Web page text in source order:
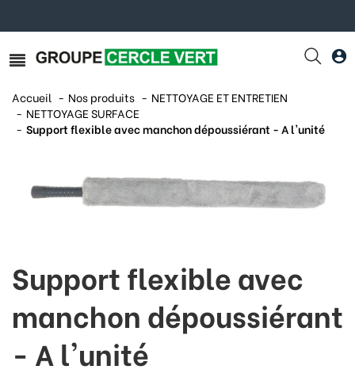
Accueil Nos produits
NETTOYAGE ET ENTRETIEN
NETTOYAGE SURFACE
Support flexible avec manchon dépoussiérant - A l'unité
Support flexible avec
manchon dépoussiérant
- A l'unité